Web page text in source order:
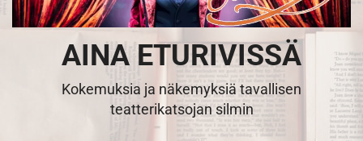
AINA ETURIVISSÄ
Kokemuksia ja näkemyksiä tavallisen
teatterikatsojan silmin